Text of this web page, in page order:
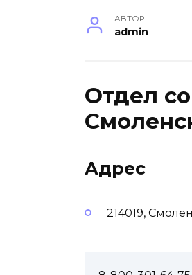
АВТОР
admin
Отдел
Адрес
214019,